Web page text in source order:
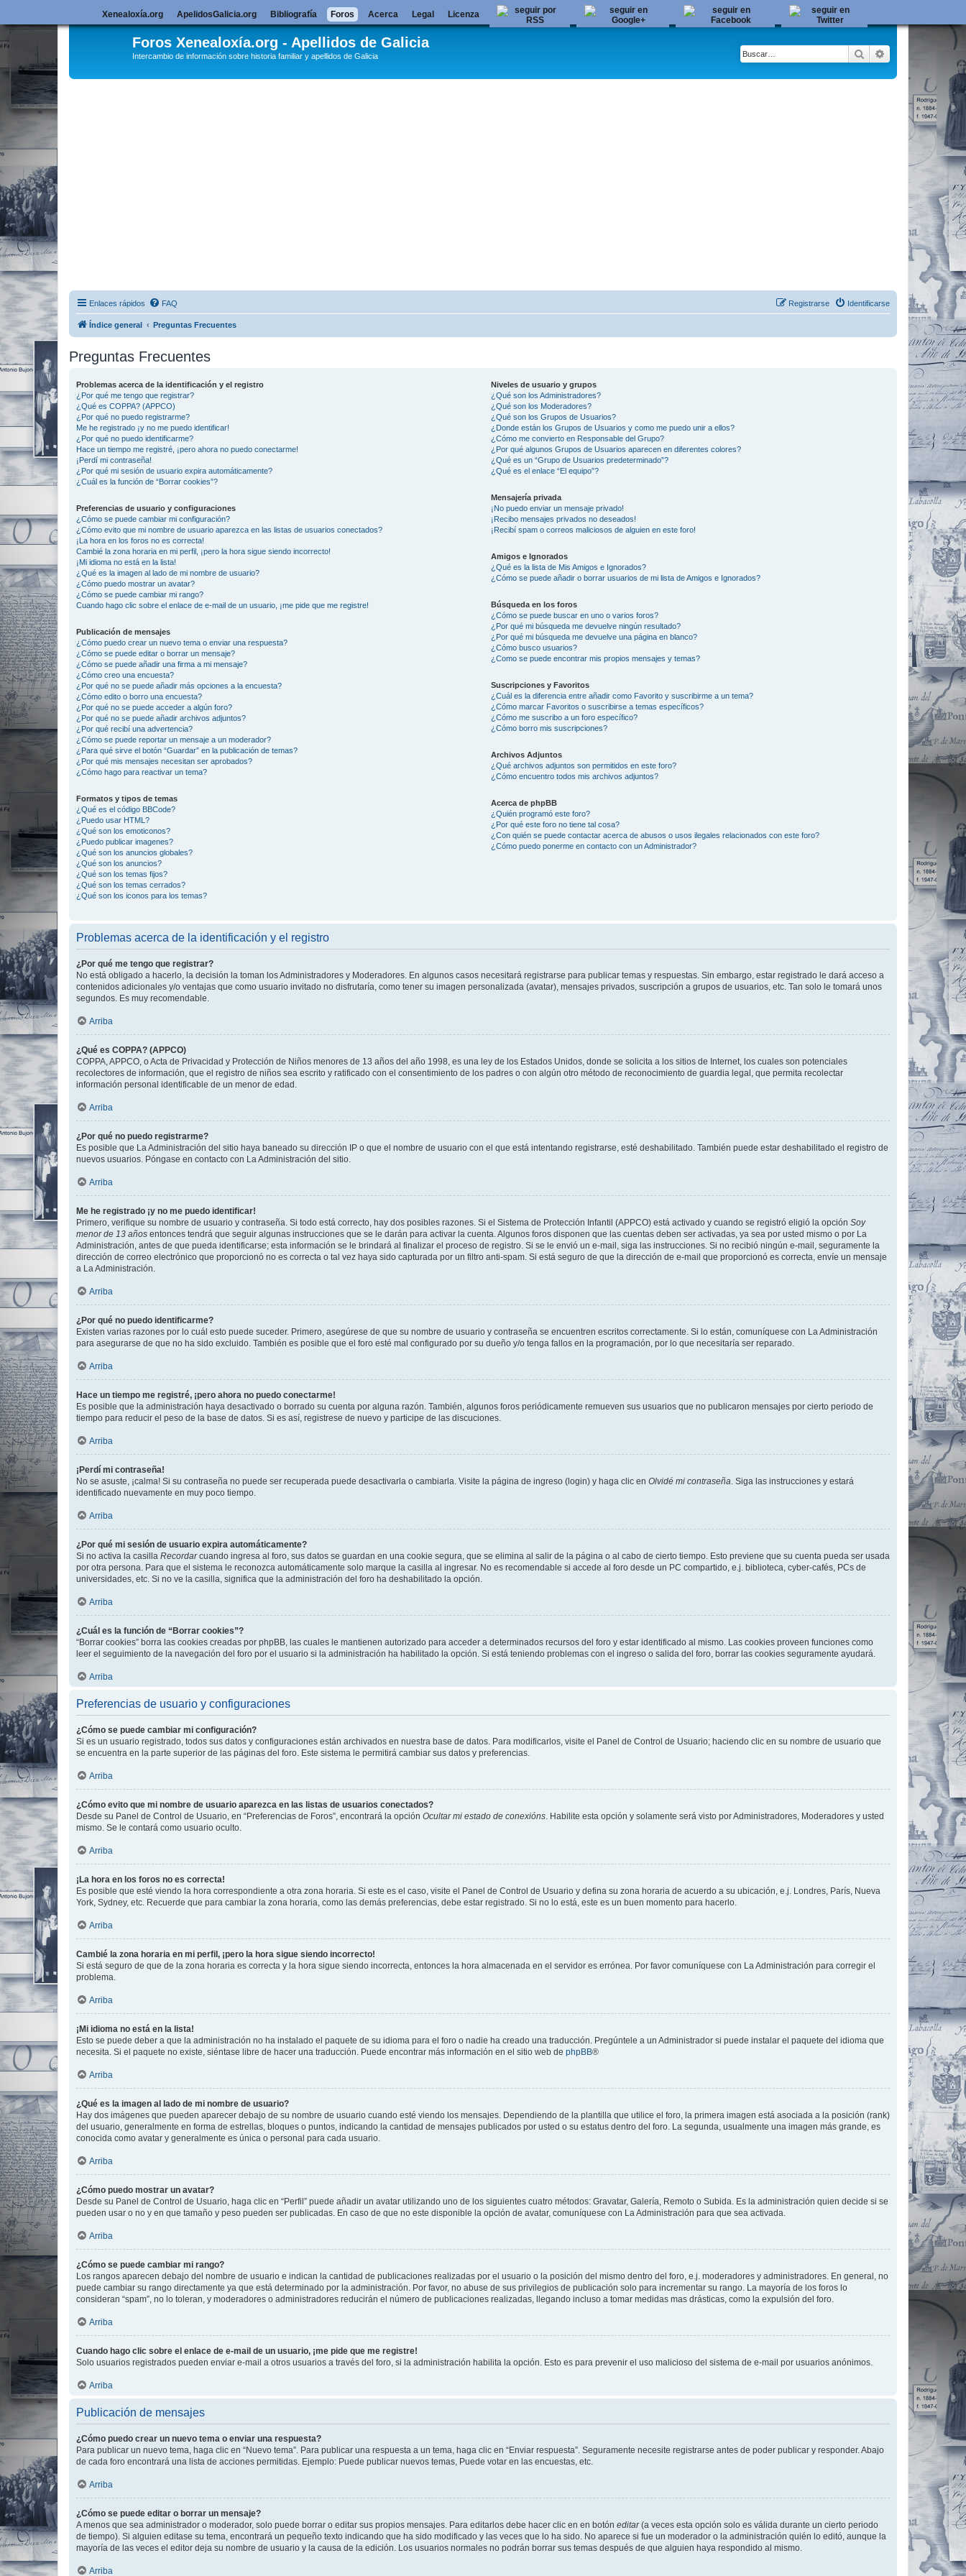
Foros Xenealoxía.org - Apellidos de Galicia
Intercambio de información sobre historia familiar y apellidos de Galicia Buscar Búsqueda
Enlaces rápidos FAQ Identificarse
Registrarse
Índice general Preguntas Frecuentes
Preguntas Frecuentes
Problemas acerca de la identificación y el registro
¿Por qué me tengo que registrar?
¿Qué es COPPA? (APPCO)
¿Por qué no puedo registrarme?
Me he registrado ¡y no me puedo identificar!
¿Por qué no puedo identificarme?
Hace un tiempo me registré, ¡pero ahora no puedo conectarme!
¡Perdí mi contraseña!
¿Por qué mi sesión de usuario expira automáticamente?
¿Cuál es la función de “Borrar cookies”?
Preferencias de usuario y configuraciones
¿Cómo se puede cambiar mi configuración?
¿Cómo evito que mi nombre de usuario aparezca en las listas de usuarios conectados?
¡La hora en los foros no es correcta!
Cambié la zona horaria en mi perfil, ¡pero la hora sigue siendo incorrecto!
¡Mi idioma no está en la lista!
¿Qué es la imagen al lado de mi nombre de usuario?
¿Cómo puedo mostrar un avatar?
¿Cómo se puede cambiar mi rango?
Cuando hago clic sobre el enlace de e-mail de un usuario, ¡me pide que me registre!
Publicación de mensajes
¿Cómo puedo crear un nuevo tema o enviar una respuesta?
¿Cómo se puede editar o borrar un mensaje?
¿Cómo se puede añadir una firma a mi mensaje?
¿Cómo creo una encuesta?
¿Por qué no se puede añadir más opciones a la encuesta?
¿Cómo edito o borro una encuesta?
¿Por qué no se puede acceder a algún foro?
¿Por qué no se puede añadir archivos adjuntos?
¿Por qué recibí una advertencia?
¿Cómo se puede reportar un mensaje a un moderador?
¿Para qué sirve el botón “Guardar” en la publicación de temas?
¿Por qué mis mensajes necesitan ser aprobados?
¿Cómo hago para reactivar un tema?
Formatos y tipos de temas
¿Qué es el código BBCode?
¿Puedo usar HTML?
¿Qué son los emoticonos?
¿Puedo publicar imagenes?
¿Qué son los anuncios globales?
¿Qué son los anuncios?
¿Qué son los temas fijos?
¿Qué son los temas cerrados?
¿Qué son los iconos para los temas?
Niveles de usuario y grupos
¿Qué son los Administradores?
¿Qué son los Moderadores?
¿Qué son los Grupos de Usuarios?
¿Donde están los Grupos de Usuarios y como me puedo unir a ellos?
¿Cómo me convierto en Responsable del Grupo?
¿Por qué algunos Grupos de Usuarios aparecen en diferentes colores?
¿Qué es un “Grupo de Usuarios predeterminado”?
¿Qué es el enlace “El equipo”?
Mensajería privada
¡No puedo enviar un mensaje privado!
¡Recibo mensajes privados no deseados!
¡Recibí spam o correos maliciosos de alguien en este foro!
Amigos e Ignorados
¿Qué es la lista de Mis Amigos e Ignorados?
¿Cómo se puede añadir o borrar usuarios de mi lista de Amigos e Ignorados?
Búsqueda en los foros
¿Cómo se puede buscar en uno o varios foros?
¿Por qué mi búsqueda me devuelve ningún resultado?
¿Por qué mi búsqueda me devuelve una página en blanco?
¿Cómo busco usuarios?
¿Como se puede encontrar mis propios mensajes y temas?
Suscripciones y Favoritos
¿Cuál es la diferencia entre añadir como Favorito y suscribirme a un tema?
¿Cómo marcar Favoritos o suscribirse a temas específicos?
¿Cómo me suscribo a un foro específico?
¿Cómo borro mis suscripciones?
Archivos Adjuntos
¿Qué archivos adjuntos son permitidos en este foro?
¿Cómo encuentro todos mis archivos adjuntos?
Acerca de phpBB
¿Quién programó este foro?
¿Por qué este foro no tiene tal cosa?
¿Con quién se puede contactar acerca de abusos o usos ilegales relacionados con este foro?
¿Cómo puedo ponerme en contacto con un Administrador?
Problemas acerca de la identificación y el registro
¿Por qué me tengo que registrar?
No está obligado a hacerlo, la decisión la toman los Administradores y Moderadores. En algunos casos necesitará registrarse para publicar temas y respuestas. Sin embargo, estar registrado le dará acceso a
contenidos adicionales y/o ventajas que como usuario invitado no disfrutaría, como tener su imagen personalizada (avatar), mensajes privados, suscripción a grupos de usuarios, etc. Tan solo le tomará unos
segundos. Es muy recomendable.
Arriba
¿Qué es COPPA? (APPCO)
COPPA, APPCO, o Acta de Privacidad y Protección de Niños menores de 13 años del año 1998, es una ley de los Estados Unidos, donde se solicita a los sitios de Internet, los cuales son potenciales
recolectores de información, que el registro de niños sea escrito y ratificado con el consentimiento de los padres o con algún otro método de reconocimiento de guardia legal, que permita recolectar
información personal identificable de un menor de edad.
Arriba
¿Por qué no puedo registrarme?
Es posible que La Administración del sitio haya baneado su dirección IP o que el nombre de usuario con el que está intentando registrarse, esté deshabilitado. También puede estar deshabilitado el registro de
nuevos usuarios. Póngase en contacto con La Administración del sitio.
Arriba
Me he registrado ¡y no me puedo identificar!
Primero, verifique su nombre de usuario y contraseña. Si todo está correcto, hay dos posibles razones. Si el Sistema de Protección Infantil (APPCO) está activado y cuando se registró eligió la opción Soy
menor de 13 años entonces tendrá que seguir algunas instrucciones que se le darán para activar la cuenta. Algunos foros disponen que las cuentas deben ser activadas, ya sea por usted mismo o por La
Administración, antes de que pueda identificarse; esta información se le brindará al finalizar el proceso de registro. Si se le envió un e-mail, siga las instrucciones. Si no recibió ningún e-mail, seguramente la
dirección de correo electrónico que proporcionó no es correcta o tal vez haya sido capturada por un filtro anti-spam. Si está seguro de que la dirección de e-mail que proporcionó es correcta, envíe un mensaje
a La Administración.
Arriba
¿Por qué no puedo identificarme?
Existen varias razones por lo cuál esto puede suceder. Primero, asegúrese de que su nombre de usuario y contraseña se encuentren escritos correctamente. Si lo están, comuníquese con La Administración
para asegurarse de que no ha sido excluido. También es posible que el foro esté mal configurado por su dueño y/o tenga fallos en la programación, por lo que necesitaría ser reparado.
Arriba
Hace un tiempo me registré, ¡pero ahora no puedo conectarme!
Es posible que la administración haya desactivado o borrado su cuenta por alguna razón. También, algunos foros periódicamente remueven sus usuarios que no publicaron mensajes por cierto periodo de
tiempo para reducir el peso de la base de datos. Si es así, registrese de nuevo y participe de las discuciones.
Arriba
¡Perdí mi contraseña!
No se asuste, ¡calma! Si su contraseña no puede ser recuperada puede desactivarla o cambiarla. Visite la página de ingreso (login) y haga clic en Olvidé mi contraseña. Siga las instrucciones y estará
identificado nuevamente en muy poco tiempo.
Arriba
¿Por qué mi sesión de usuario expira automáticamente?
Si no activa la casilla Recordarcuando ingresa al foro, sus datos se guardan en una cookie segura, que se elimina al salir de la página o al cabo de cierto tiempo. Esto previene que su cuenta pueda ser usada
por otra persona. Para que el sistema le reconozca automáticamente solo marque la casilla al ingresar. No es recomendable si accede al foro desde un PC compartido, e.j. biblioteca, cyber-cafés, PCs de
universidades, etc. Si no ve la casilla, significa que la administración del foro ha deshabilitado la opción.
Arriba
¿Cuál es la función de “Borrar cookies”?
“Borrar cookies” borra las cookies creadas por phpBB, las cuales le mantienen autorizado para acceder a determinados recursos del foro y estar identificado al mismo. Las cookies proveen funciones como
leer el seguimiento de la navegación del foro por el usuario si la administración ha habilitado la opción. Si está teniendo problemas con el ingreso o salida del foro, borrar las cookies seguramente ayudará.
Arriba
Preferencias de usuario y configuraciones
¿Cómo se puede cambiar mi configuración?
Si es un usuario registrado, todos sus datos y configuraciones están archivados en nuestra base de datos. Para modificarlos, visite el Panel de Control de Usuario; haciendo clic en su nombre de usuario que
se encuentra en la parte superior de las páginas del foro. Este sistema le permitirá cambiar sus datos y preferencias.
Arriba
¿Cómo evito que mi nombre de usuario aparezca en las listas de usuarios conectados?
Desde su Panel de Control de Usuario, en “Preferencias de Foros”, encontrará la opción Ocultar mi estado de conexións. Habilite esta opción y solamente será visto por Administradores, Moderadores y usted
mismo. Se le contará como usuario oculto.
Arriba
¡La hora en los foros no es correcta!
Es posible que esté viendo la hora correspondiente a otra zona horaria. Si este es el caso, visite el Panel de Control de Usuario y defina su zona horaria de acuerdo a su ubicación, e.j. Londres, París, Nueva
York, Sydney, etc. Recuerde que para cambiar la zona horaria, como las demás preferencias, debe estar registrado. Si no lo está, este es un buen momento para hacerlo.
Arriba
Cambié la zona horaria en mi perfil, ¡pero la hora sigue siendo incorrecto!
Si está seguro de que de la zona horaria es correcta y la hora sigue siendo incorrecta, entonces la hora almacenada en el servidor es errónea. Por favor comuníquese con La Administración para corregir el
problema.
Arriba
¡Mi idioma no está en la lista!
Esto se puede deber a que la administración no ha instalado el paquete de su idioma para el foro o nadie ha creado una traducción. Pregúntele a un Administrador si puede instalar el paquete del idioma que
necesita. Si el paquete no existe, siéntase libre de hacer una traducción. Puede encontrar más información en el sitio web de phpBB®
Arriba
¿Qué es la imagen al lado de mi nombre de usuario?
Hay dos imágenes que pueden aparecer debajo de su nombre de usuario cuando esté viendo los mensajes. Dependiendo de la plantilla que utilice el foro, la primera imagen está asociada a la posición (rank)
del usuario, generalmente en forma de estrellas, bloques o puntos, indicando la cantidad de mensajes publicados por usted o su estatus dentro del foro. La segunda, usualmente una imagen más grande, es
conocida como avatar y generalmente es única o personal para cada usuario.
Arriba
¿Cómo puedo mostrar un avatar?
Desde su Panel de Control de Usuario, haga clic en “Perfil” puede añadir un avatar utilizando uno de los siguientes cuatro métodos: Gravatar, Galería, Remoto o Subida. Es la administración quien decide si se
pueden usar o no y en que tamaño y peso pueden ser publicadas. En caso de que no este disponible la opción de avatar, comuníquese con La Administración para que sea activada.
Arriba
¿Cómo se puede cambiar mi rango?
Los rangos aparecen debajo del nombre de usuario e indican la cantidad de publicaciones realizadas por el usuario o la posición del mismo dentro del foro, e.j. moderadores y administradores. En general, no
puede cambiar su rango directamente ya que está determinado por la administración. Por favor, no abuse de sus privilegios de publicación solo para incrementar su rango. La mayoría de los foros lo
consideran “spam”, no lo toleran, y moderadores o administradores reducirán el número de publicaciones realizadas, llegando incluso a tomar medidas mas drásticas, como la expulsión del foro.
Arriba
Cuando hago clic sobre el enlace de e-mail de un usuario, ¡me pide que me registre!
Solo usuarios registrados pueden enviar e-mail a otros usuarios a través del foro, si la administración habilita la opción. Esto es para prevenir el uso malicioso del sistema de e-mail por usuarios anónimos.
Arriba
Publicación de mensajes
¿Cómo puedo crear un nuevo tema o enviar una respuesta?
Para publicar un nuevo tema, haga clic en “Nuevo tema”. Para publicar una respuesta a un tema, haga clic en “Enviar respuesta”. Seguramente necesite registrarse antes de poder publicar y responder. Abajo
de cada foro encontrará una lista de acciones permitidas. Ejemplo: Puede publicar nuevos temas, Puede votar en las encuestas, etc.
Arriba
¿Cómo se puede editar o borrar un mensaje?
A menos que sea administrador o moderador, solo puede borrar o editar sus propios mensajes. Para editarlos debe hacer clic en en botón editar(a veces esta opción solo es válida durante un cierto periodo
de tiempo). Si alguien editase su tema, encontrará un pequeño texto indicando que ha sido modificado y las veces que lo ha sido. No aparece si fue un moderador o la administración quién lo editó, aunque la
mayoría de las veces el editor deja su nombre de usuario y la causa de la edición. Los usuarios normales no podrán borrar sus temas después de que alguien haya respondido al mismo.
Arriba
Xenealoxía.org ApelidosGalicia.org Bibliografía Foros Acerca Legal Licenza